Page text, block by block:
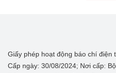
Giấy phép hoạt động báo chí điện
Cấp ngày: 30/08/2024; Nơi cấp: